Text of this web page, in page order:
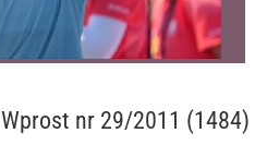
nr 29/2011 (1484)